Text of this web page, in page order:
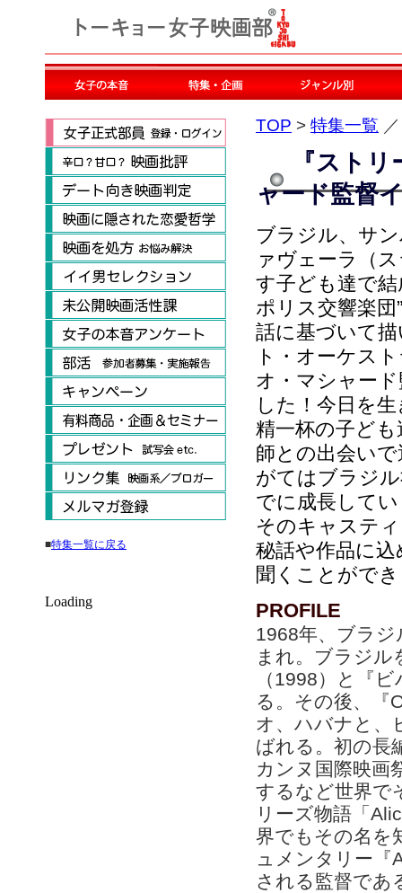
■特集一覧に戻る
Loading
TOP > 特集一覧
『スト
ャード監督
ブラジル、サ
ァヴェーラ（
す子ども達で
ポリス交響楽団
話に基づいて
ト・オーケス
オ・マシャー
した！今日を
精一杯の子ど
師との出会い
がてはブラジ
でに成長して
そのキャステ
秘話や作品に
聞くことがで
PROFILE
1968年、ブラ
まれ。ブラジル
（1998）と『
る。その後、『
オ、ハバナと、
ばれる。初の長
カンヌ国際映画
するなど世界で
リーズ物語「
界でもその名を
ュメンタリー『
される監督であ